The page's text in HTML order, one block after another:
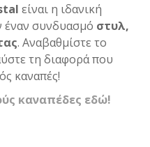
είναι η ιδανική
έναν συνδυασμό στυλ,
. Αναβαθμίστε το
τη διαφορά που
καναπές!
καναπέδες εδώ!